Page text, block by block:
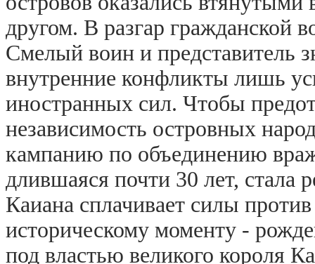
другом. В разгар гражданской
Смелый воин и представитель
внутренние конфликты лишь
иностранных сил. Чтобы
независимость островных
кампанию по объединению
длившаяся почти 30 лет,
Каиана сплачивает силы
историческому моменту -
под властью великого короля